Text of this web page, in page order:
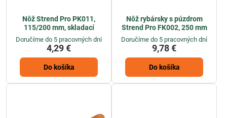
Nôž Strend Pro PK011,
115/200 mm, skladací
Doručíme do 5 pracovných dní
4,29 €
Do košíka
Nôž rybársky s púzdrom
Strend Pro FK002, 250 mm
Doručíme do 5 pracovných dní
9,78 €
Do košíka